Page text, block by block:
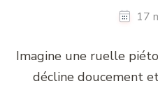
17
Imagine une ruelle
décline doucement